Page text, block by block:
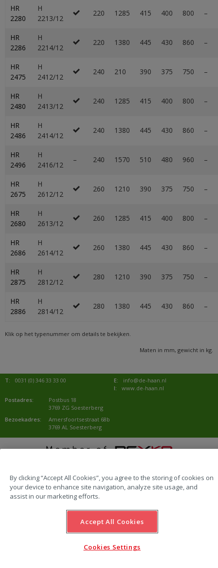
HR
2280
H
2213/12
220 1285 415 400 800 –
HR
2286
H
2214/12
220 1380 445 430 860 –
HR
2475
H
2412/12
240 210 390 375 750 –
HR
2480
H
2413/12
240 1285 415 400 800 –
HR
2486
H
2414/12
240 1380 445 430 860 –
HR
2496
H
2416/12
– 240 1570 510 480 960 –
HR
2675
H
2612/12
260 1210 390 375 750 –
HR
2680
H
2613/12
260 1285 415 400 800 –
HR
2686
H
2614/12
260 1380 445 430 860 –
HR
2875
H
2812/12
280 1210 390 375 750 –
HR
2886
H
2814/12
280 1380 445 430 860 –
Klik op het typenummer om details te bekijken.
Maten in mm, gewicht in kg.
T: 0031 (0) 346 33 33 00 E:
info@de-haan.nl
I:
www.de-haan.nl
Postadres:
Postbus 18
3769 ZG Soesterberg
Bezoekadres:
Amersfoortsestraat 68b
3769 AL Soesterberg
website by Emazing
By clicking “Accept All Cookies”, you agree to the storing of cookies on
your device to enhance site navigation, analyze site usage, and
assist in our marketing efforts.
Accept All Cookies
Cookies Settings